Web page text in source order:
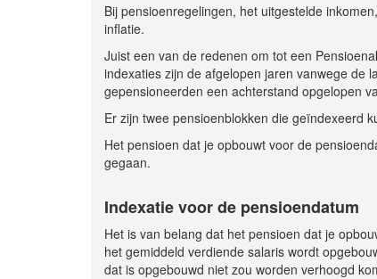
Bij pensioenregelingen, het uitgestelde
inflatie.
Juist een van de redenen om tot een
indexaties zijn de afgelopen jaren vanwege de
gepensioneerden een achterstand opgelopen
Er zijn twee pensioenblokken die geïndexeerd
Het pensioen dat je opbouwt voor de
gegaan.
Indexatie voor de pensioendatum
Het is van belang dat het pensioen dat je
het gemiddeld verdiende salaris wordt
dat is opgebouwd niet zou worden verhoogd